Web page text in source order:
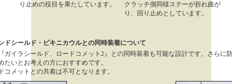
り止めの役目を果たしています。
クラッチ側同様ステーが折れ曲が
り、回り止めとしています。
ドシールド・ビキニカウルとの同時装着について
ガイラシールド、ロードコメット2』との同時装着も可能な設計です。さらに
たいとお考えの方におすすめです。
コメットとの共着は不可となります。